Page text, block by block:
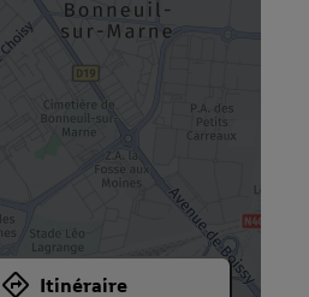
Itinéraire